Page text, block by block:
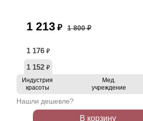
1 213 ₽ 1 800 ₽
1 176 ₽
1 152 ₽
Индустрия
красоты
Мед.
учреждение
Нашли дешевле?
В корзину